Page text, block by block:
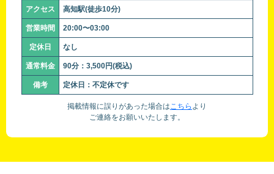
アクセス 高知駅(徒歩10分)
営業時間 20:00〜03:00
定休日 なし
通常料金 90分：3,500円(税込)
備考 定休日：不定休です
掲載情報に誤りがあった場合はこちら より
ご連絡をお願いいたします。